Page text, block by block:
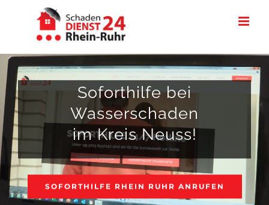
Soforthilfe bei
Wasserschaden
im Kreis Neuss!
SOFORTHILFE RHEIN RUHR ANRUFEN